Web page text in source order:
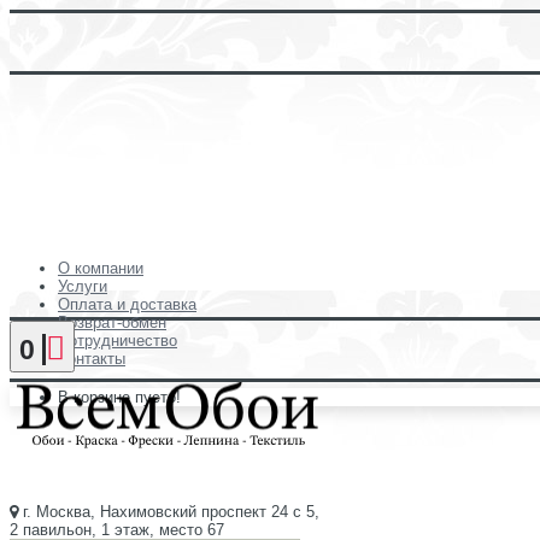
О компании
Услуги
Оплата и доставка
Возврат-обмен
Сотрудничество
Контакты
0
В корзине пусто!
г. Москва, Нахимовский проспект 24 с 5,
2 павильон, 1 этаж, место 67